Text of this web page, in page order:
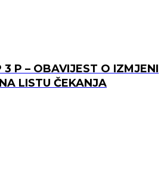
3 P – OBAVIJEST O IZMJENI
LISTU ČEKANJA